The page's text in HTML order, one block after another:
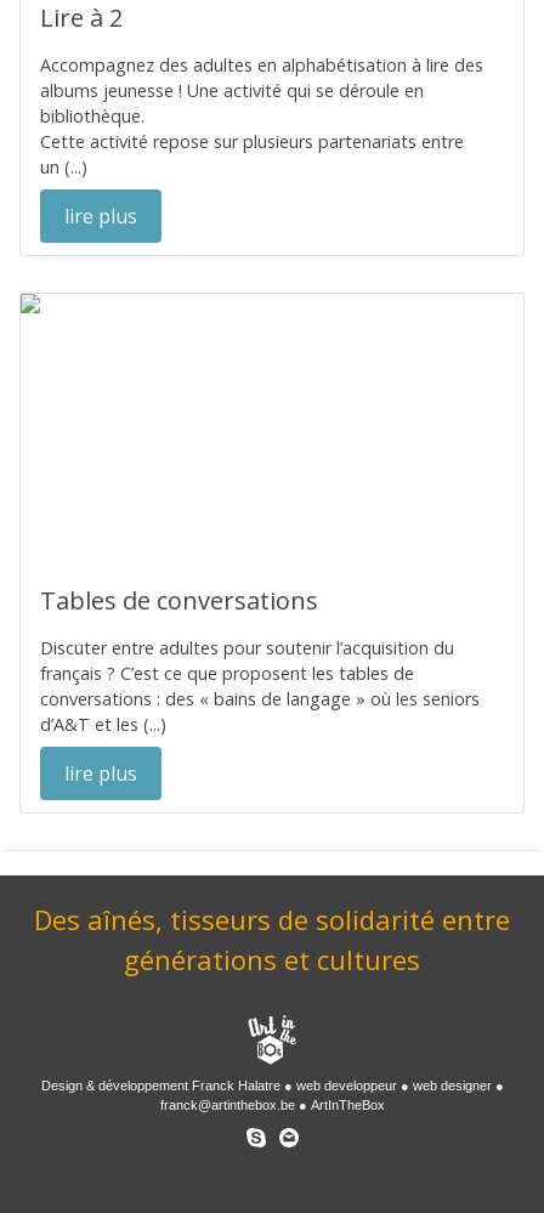
Lire à 2
Accompagnez des adultes en alphabétisation à lire des
albums jeunesse ! Une activité qui se déroule en
bibliothèque.
Cette activité repose sur plusieurs partenariats entre
un (...)
lire plus
Tables de conversations
Discuter entre adultes pour soutenir l’acquisition du
français ? C’est ce que proposent les tables de
conversations : des « bains de langage » où les seniors
d’A&T et les (...)
lire plus
Des aînés, tisseurs de solidarité entre
générations et cultures
Design & développement Franck Halatre web developpeur
web designer
franck@artinthebox.be
ArtInTheBox